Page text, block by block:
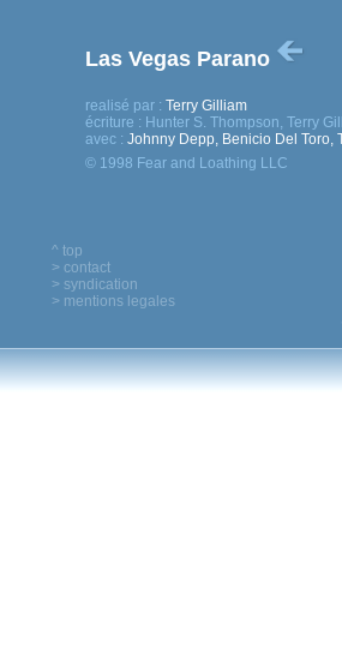
Las Vegas Parano
realisé par : Terry Gilliam
écriture : Hunter S. Thompson, Terry
avec : Johnny Depp, Benicio Del Toro,
© 1998 Fear and Loathing LLC
^ top
> contact
> syndication
> mentions legales